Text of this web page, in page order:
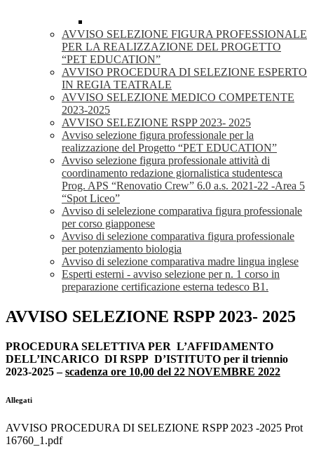
AVVISO SELEZIONE FIGURA PROFESSIONALE
PER LA REALIZZAZIONE DEL PROGETTO
“PET EDUCATION”
AVVISO PROCEDURA DI SELEZIONE ESPERTO
IN REGIA TEATRALE
AVVISO SELEZIONE MEDICO COMPETENTE
2023-2025
AVVISO SELEZIONE RSPP 2023- 2025
Avviso selezione figura professionale per la
realizzazione del Progetto “PET EDUCATION”
Avviso selezione figura professionale attività di
coordinamento redazione giornalistica studentesca
Prog. APS “Renovatio Crew” 6.0 a.s. 2021-22 -Area 5
“Spot Liceo”
Avviso di selelezione comparativa figura professionale
per corso giapponese
Avviso di selezione comparativa figura professionale
per potenziamento biologia
Avviso di selezione comparativa madre lingua inglese
Esperti esterni - avviso selezione per n. 1 corso in
preparazione certificazione esterna tedesco B1.
AVVISO SELEZIONE RSPP 2023- 2025
PROCEDURA SELETTIVA PER L’AFFIDAMENTO
DELL’INCARICO DI RSPP D’ISTITUTO per il triennio
2023-2025 –scadenza ore 10,00 del 22 NOVEMBRE 2022
Allegati
AVVISO PROCEDURA DI SELEZIONE RSPP 2023 -2025 Prot
16760_1.pdf